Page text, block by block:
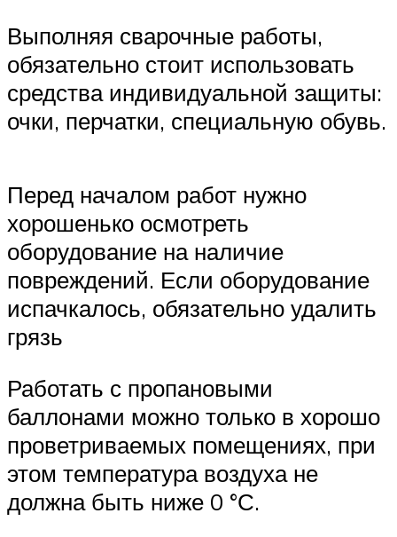
Выполняя сварочные работы,
обязательно стоит использовать
средства индивидуальной защиты:
очки, перчатки, специальную обувь.
Перед началом работ нужно
хорошенько осмотреть
оборудование на наличие
повреждений. Если оборудование
испачкалось, обязательно удалить
грязь
Работать с пропановыми
баллонами можно только в хорошо
проветриваемых помещениях, при
этом температура воздуха не
должна быть ниже 0 °С.